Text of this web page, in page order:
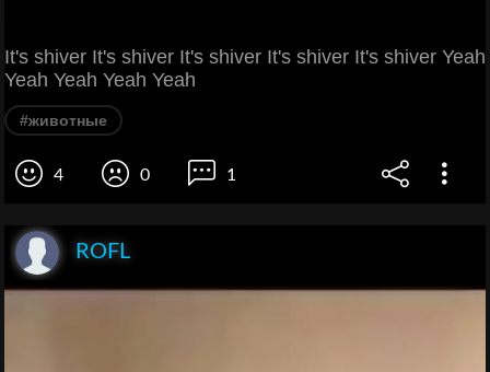
It's shiver It's shiver It's shiver It's shiver It's shiver Yeah
Yeah Yeah Yeah Yeah
#животные
4 0 1
ROFL